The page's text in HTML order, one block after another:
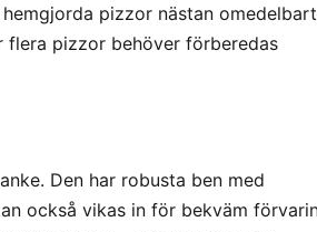
pizzor nästan
pizzor behöver förberedas
Den har robusta ben med
också vikas in för bekväm